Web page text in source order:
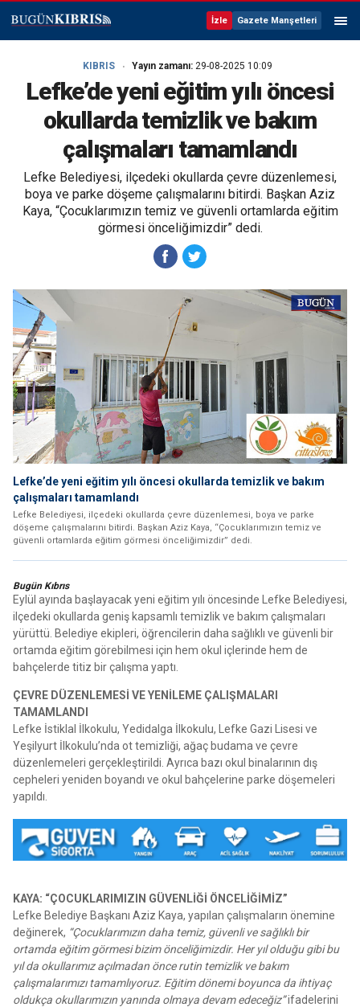
İzle Gazete Manşetleri
KIBRIS Yayın zamanı: 29-08-2025 10:09
Lefke’de yeni eğitim yılı öncesi
okullarda temizlik ve bakım
çalışmaları tamamlandı
Lefke Belediyesi, ilçedeki okullarda çevre düzenlemesi,
boya ve parke döşeme çalışmalarını bitirdi. Başkan Aziz
Kaya, “Çocuklarımızın temiz ve güvenli ortamlarda eğitim
görmesi önceliğimizdir” dedi.
Lefke’de yeni eğitim yılı öncesi okullarda temizlik ve bakım
çalışmaları tamamlandı
Lefke Belediyesi, ilçedeki okullarda çevre düzenlemesi, boya ve parke
döşeme çalışmalarını bitirdi. Başkan Aziz Kaya, “Çocuklarımızın temiz ve
güvenli ortamlarda eğitim görmesi önceliğimizdir” dedi.
Bugün Kıbrıs
Eylül ayında başlayacak yeni eğitim yılı öncesinde Lefke Belediyesi,
ilçedeki okullarda geniş kapsamlı temizlik ve bakım çalışmaları
yürüttü. Belediye ekipleri, öğrencilerin daha sağlıklı ve güvenli bir
ortamda eğitim görebilmesi için hem okul içlerinde hem de
bahçelerde titiz bir çalışma yaptı.
ÇEVRE DÜZENLEMESİ VE YENİLEME ÇALIŞMALARI
TAMAMLANDI
Lefke İstiklal İlkokulu, Yedidalga İlkokulu, Lefke Gazi Lisesi ve
Yeşilyurt İlkokulu’nda ot temizliği, ağaç budama ve çevre
düzenlemeleri gerçekleştirildi. Ayrıca bazı okul binalarının dış
cepheleri yeniden boyandı ve okul bahçelerine parke döşemeleri
yapıldı.
KAYA: “ÇOCUKLARIMIZIN GÜVENLİĞİ ÖNCELİĞİMİZ”
Lefke Belediye Başkanı Aziz Kaya, yapılan çalışmaların önemine
değinerek, “Çocuklarımızın daha temiz, güvenli ve sağlıklı bir
ortamda eğitim görmesi bizim önceliğimizdir. Her yıl olduğu gibi bu
yıl da okullarımız açılmadan önce rutin temizlik ve bakım
çalışmalarımızı tamamlıyoruz. Eğitim dönemi boyunca da ihtiyaç
oldukça okullarımızın yanında olmaya devam edeceğiz”ifadelerini